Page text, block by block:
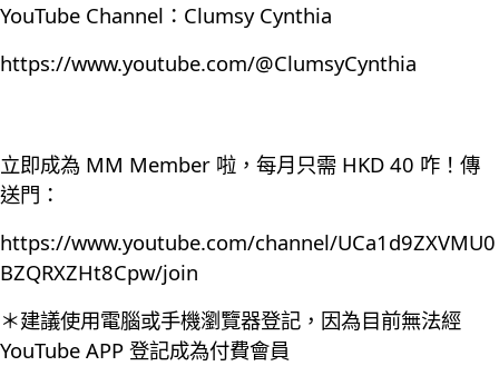
YouTube Channel：Clumsy Cynthia
https://www.youtube.com/@ClumsyCynthia
立即成為 MM Member 啦，每月只需 HKD 40 咋！傳
送門：
https://www.youtube.com/channel/UCa1d9ZXVMU0
BZQRXZHt8Cpw/join
＊建議使用電腦或手機瀏覽器登記，因為目前無法經
YouTube APP 登記成為付費會員